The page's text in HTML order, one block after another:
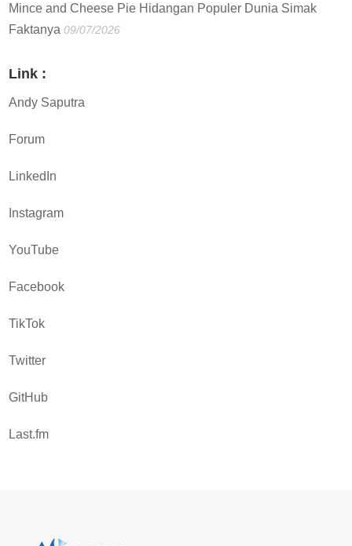
Mince and Cheese Pie Hidangan Populer Dunia Simak
Faktanya 09/07/2026
Link :
Andy Saputra
Forum
LinkedIn
Instagram
YouTube
Facebook
TikTok
Twitter
GitHub
Last.fm